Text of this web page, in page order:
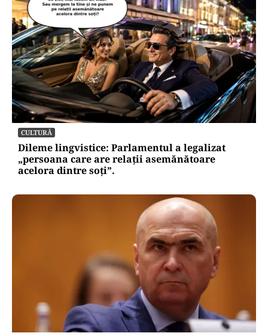
CULTURĂ
Dileme lingvistice: Parlamentul a legalizat
„persoana care are relații asemănătoare
acelora dintre soți”.